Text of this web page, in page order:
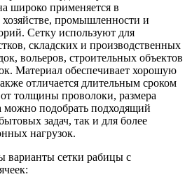
широко применяется в
хозяйстве, промышленности и
Сетку используют для
складских и производственных
вольеров, строительных объектов
Материал обеспечивает хорошую
отличается длительным сроком
толщины проволоки, размера
можно подобрать подходящий
задач, так и для более
нагрузок.
варианты сетки рабицы с